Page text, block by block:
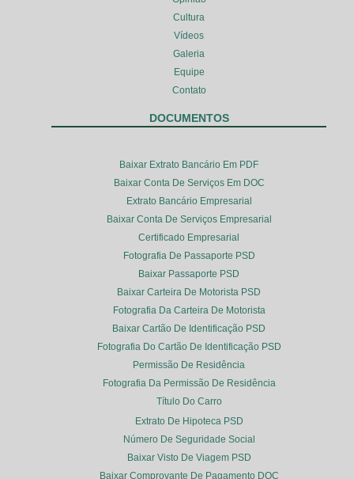
Cultura
Vídeos
Galeria
Equipe
Contato
DOCUMENTOS
Baixar Extrato Bancário Em PDF
Baixar Conta De Serviços Em DOC
Extrato Bancário Empresarial
Baixar Conta De Serviços Empresarial
Certificado Empresarial
Fotografia De Passaporte PSD
Baixar Passaporte PSD
Baixar Carteira De Motorista PSD
Fotografia Da Carteira De Motorista
Baixar Cartão De Identificação PSD
Fotografia Do Cartão De Identificação PSD
Permissão De Residência
Fotografia Da Permissão De Residência
Título Do Carro
Extrato De Hipoteca PSD
Número De Seguridade Social
Baixar Visto De Viagem PSD
Baixar Comprovante De Pagamento DOC